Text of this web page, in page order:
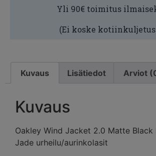
Yli 90€ toimitus
(Ei koske
Kuvaus Lisätiedot Arviot
Kuvaus
Oakley Wind Jacket 2.0 Matte Black
Jade urheilu/aurinkolasit